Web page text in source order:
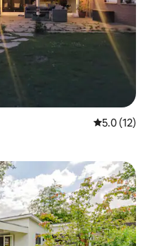
レビュー12
5.0 (12)